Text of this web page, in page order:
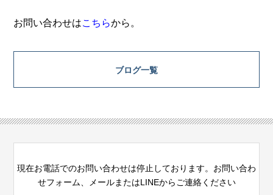
お問い合わせはこちらから。
ブログ一覧
現在お電話でのお問い合わせは停止しております。お問い合わ
せフォーム、メールまたはLINEからご連絡ください